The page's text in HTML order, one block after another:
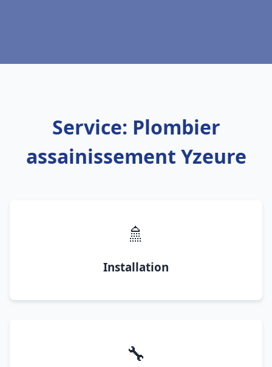
Service: Plombier
assainissement Yzeure
🚿
Installation
🔧